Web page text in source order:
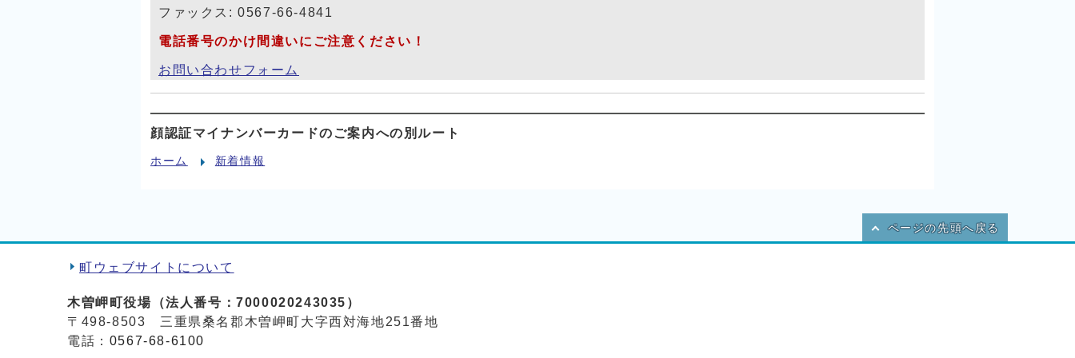
ファックス: 0567-66-4841
電話番号のかけ間違いにご注意ください！
お問い合わせフォーム
顔認証マイナンバーカードのご案内への別ルート
ホーム 新着情報
ページの先頭へ戻る
町ウェブサイトについて
木曽岬町役場（法人番号：7000020243035）
〒498-8503 三重県桑名郡木曽岬町大字西対海地251番地
電話： 0567-68-6100